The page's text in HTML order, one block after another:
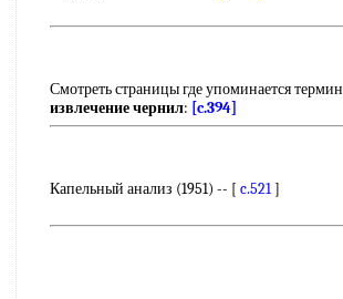
Смотреть страницы где упоминается термин
извлечение чернил: [c.394]
Капельный анализ (1951) -- [ c.521]